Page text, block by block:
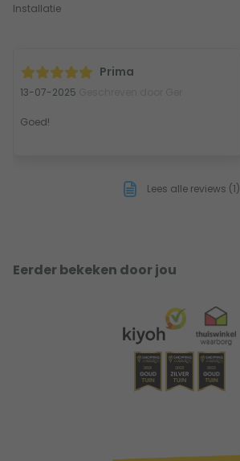
Installatie
Prima
13-07-2025
Goed!
Lees alle reviews (1)
Eerder bekeken door jou